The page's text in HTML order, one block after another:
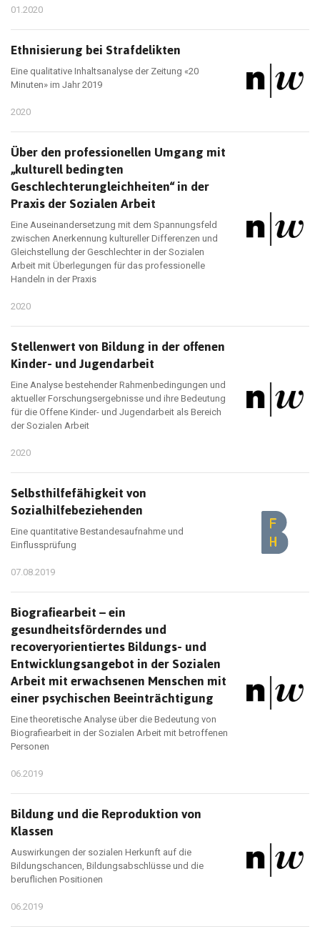
01.2020
Ethnisierung bei Strafdelikten
Eine qualitative Inhaltsanalyse der Zeitung «20
Minuten» im Jahr 2019
2020
Über den professionellen Umgang mit
„kulturell bedingten
Geschlechterungleichheiten“ in der
Praxis der Sozialen Arbeit
Eine Auseinandersetzung mit dem Spannungsfeld
zwischen Anerkennung kultureller Differenzen und
Gleichstellung der Geschlechter in der Sozialen
Arbeit mit Überlegungen für das professionelle
Handeln in der Praxis
2020
Stellenwert von Bildung in der offenen
Kinder- und Jugendarbeit
Eine Analyse bestehender Rahmenbedingungen und
aktueller Forschungsergebnisse und ihre Bedeutung
für die Offene Kinder- und Jugendarbeit als Bereich
der Sozialen Arbeit
2020
Selbsthilfefähigkeit von
Sozialhilfebeziehenden
Eine quantitative Bestandesaufnahme und
Einflussprüfung
07.08.2019
Biografiearbeit – ein
gesundheitsförderndes und
recoveryorientiertes Bildungs- und
Entwicklungsangebot in der Sozialen
Arbeit mit erwachsenen Menschen mit
einer psychischen Beeinträchtigung
Eine theoretische Analyse über die Bedeutung von
Biografiearbeit in der Sozialen Arbeit mit betroffenen
Personen
06.2019
Bildung und die Reproduktion von
Klassen
Auswirkungen der sozialen Herkunft auf die
Bildungschancen, Bildungsabschlüsse und die
beruflichen Positionen
06.2019